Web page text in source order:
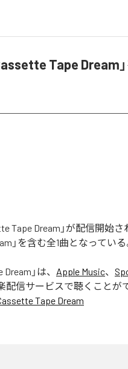
Tape Dream
Tape Dream」が配信開始
」を含む全1曲となっている
Dream 」は、 Apple Music、
配信サービスで聴くことが
Tape Dream